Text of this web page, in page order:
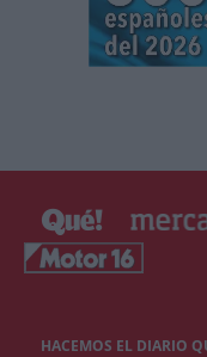
HACEMOS EL DIARIO